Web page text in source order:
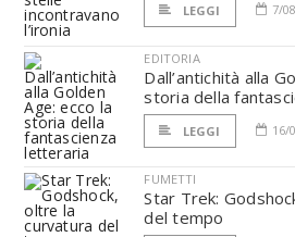
LEGGI 7/
EDITORIA
Dall’antichità alla
storia della
LEGGI 16/
FUMETTI
Star Trek:
del tempo